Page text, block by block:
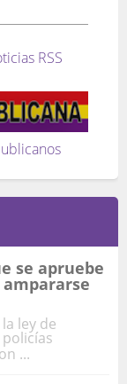
RSS
se apruebe
ley de
...